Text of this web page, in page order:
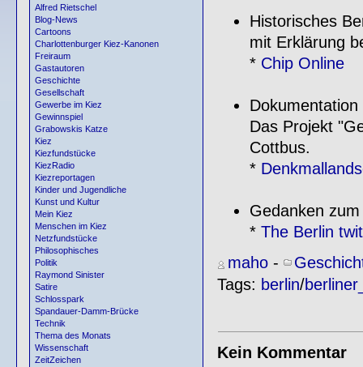
Alfred Rietschel
Blog-News
Cartoons
Charlottenburger Kiez-Kanonen
Freiraum
Gastautoren
Geschichte
Gesellschaft
Gewerbe im Kiez
Gewinnspiel
Grabowskis Katze
Kiez
Kiezfundstücke
KiezRadio
Kiezreportagen
Kinder und Jugendliche
Kunst und Kultur
Mein Kiez
Menschen im Kiez
Netzfundstücke
Philosophisches
Politik
Raymond Sinister
Satire
Schlosspark
Spandauer-Damm-Brücke
Technik
Thema des Monats
Wissenschaft
ZeitZeichen
Historisches
mit Erklärung
* Chip Online
Das Projekt
Cottbus.
*
Gedanken
* The Berlin
maho-
Tags: berlin/
Kein Kommentar